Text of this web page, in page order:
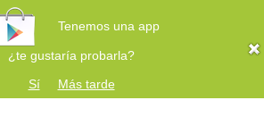
Tenemos una app
¿te gustaría probarla?
Sí
Más tarde